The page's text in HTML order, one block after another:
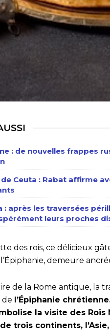
: de nouvelles frappes
de Ceuta : Rabat affirme
: après les traversées
leurs proches
des rois, ce délicieux
demeure
de la Rome antique, la
l’Épiphanie
la visite des Rois
trois continents,